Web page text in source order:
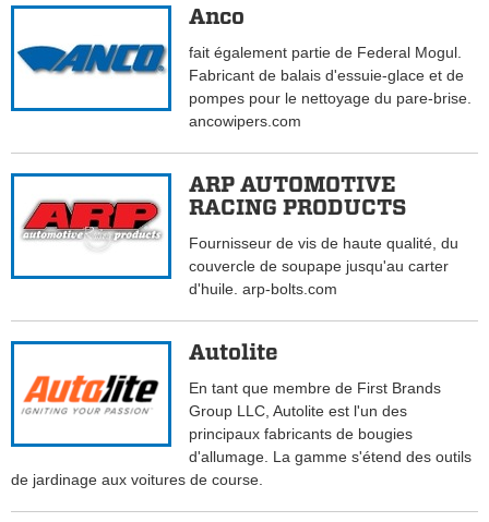
Anco
fait également partie de Federal Mogul.
Fabricant de balais d'essuie-glace et de
pompes pour le nettoyage du pare-brise.
ancowipers.com
ARP AUTOMOTIVE
RACING PRODUCTS
Fournisseur de vis de haute qualité, du
couvercle de soupape jusqu'au carter
d'huile. arp-bolts.com
Autolite
En tant que membre de First Brands
Group LLC, Autolite est l'un des
principaux fabricants de bougies
d'allumage. La gamme s'étend des outils
de jardinage aux voitures de course.